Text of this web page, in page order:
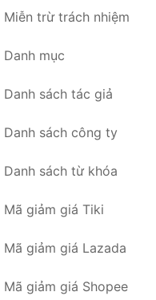
Miễn trừ trách nhiệm
Danh mục
Danh sách tác giả
Danh sách công ty
Danh sách từ khóa
Mã giảm giá Tiki
Mã giảm giá Lazada
Mã giảm giá Shopee